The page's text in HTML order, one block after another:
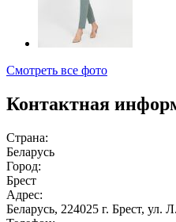
Смотреть все фото
Контактная
Страна:
Беларусь
Город:
Брест
Адрес:
Беларусь, 224025 г. Брест, ул.